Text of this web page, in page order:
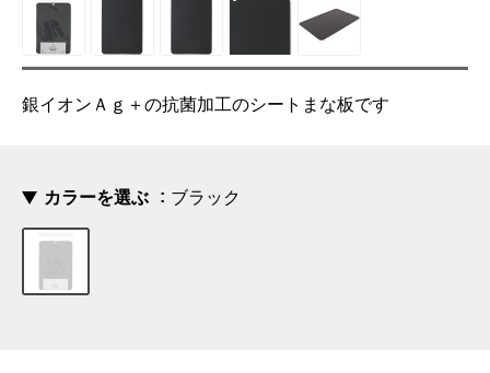
銀イオンＡｇ＋の抗菌加工のシートまな板です
カラーを選ぶ ブラック